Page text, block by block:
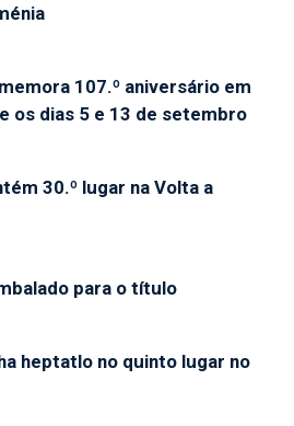
107.º aniversário em
os dias 5 e 13 de setembro
30.º lugar na Volta a
para o título
heptatlo no quinto lugar no